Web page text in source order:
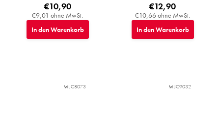
€9,01 ohne MwSt.
€10,90
In den Warenkorb
€10,66 ohne MwSt.
€12,90
In den Warenkorb
MIJC8073 MIJC9032